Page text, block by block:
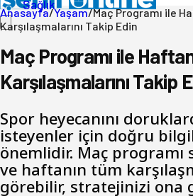
Sağlık
Anasayfa/Yaşam/Maç Programı ile
Karşılaşmalarını Takip Edin
Maç Programı ile
Karşılaşmalarını Takip
Spor heyecanını
isteyenler için doğru
önemlidir. Maç programı
ve haftanın tüm
görebilir, stratejinizi ona